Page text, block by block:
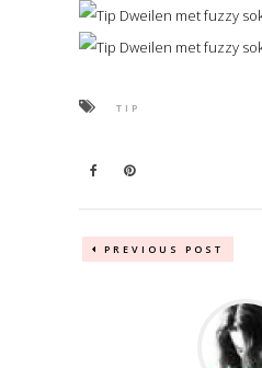
TIP
PREVIOUS POST